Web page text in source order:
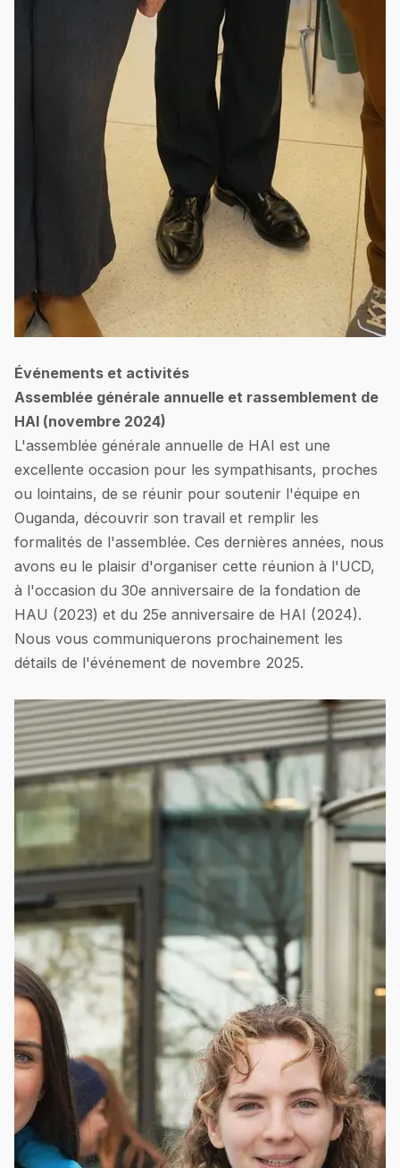
Événements et activités
Assemblée générale annuelle et rassemblement de
HAI (novembre 2024)
L'assemblée générale annuelle de HAI est une
excellente occasion pour les sympathisants, proches
ou lointains, de se réunir pour soutenir l'équipe en
Ouganda, découvrir son travail et remplir les
formalités de l'assemblée. Ces dernières années, nous
avons eu le plaisir d'organiser cette réunion à l'UCD,
à l'occasion du 30e anniversaire de la fondation de
HAU (2023) et du 25e anniversaire de HAI (2024).
Nous vous communiquerons prochainement les
détails de l'événement de novembre 2025.